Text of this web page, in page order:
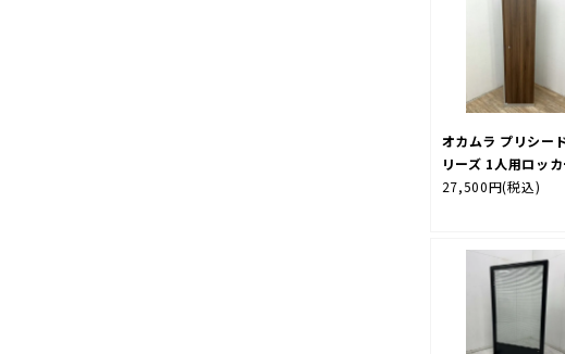
オカムラ プリシー
リーズ 1人用ロッカ
27,500円(税込)